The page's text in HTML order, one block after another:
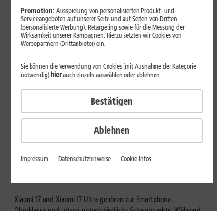
Mehr erfahren
Tests & Vergleiche
Xiaomi 17 vs. Xiaomi 17 Ultra: Für
Xiaomi 17 und Xiaomi 17 Ultra gehören zur Smartphone-
Promotion: Ausspielung von personalisierten Produkt- und
Serviceangeboten auf unserer Seite und auf Seiten von Dritten
(personalisierte Werbung), Retargeting sowie für die Messung der
Wirksamkeit unserer Kampagnen. Hierzu setzten wir Cookies von
Werbepartnern (Drittanbieter) ein.
Ablehnen
Sie können die Verwendung von Cookies (mit Ausnahme der Kategorie
notwendig) hierauch einzeln auswählen oder ablehnen.
Bestätigen
Impressum Datenschutzhinweise Cookie-Infos